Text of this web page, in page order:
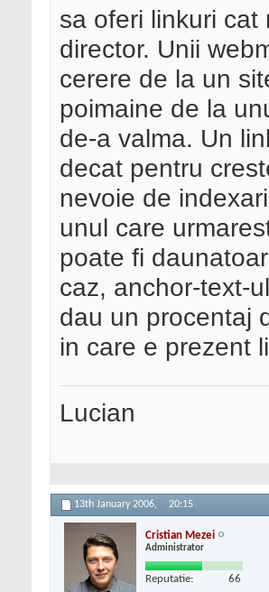
sa oferi linkuri
director. Unii
cerere de la un
poimaine de la
de-a valma. Un
decat pentru
nevoie de
unul care
poate fi
caz, anchor-text-
dau un procentaj
in care e prezent
Lucian
13th January 2006, 20:15
Cristian Mezei
Administrator
Reputatie: 66